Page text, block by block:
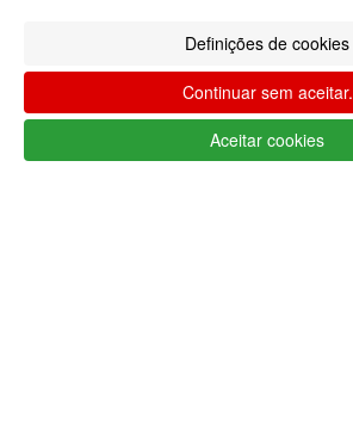
CARRINHO
Definições de cookies
Continuar sem aceitar.
Aceitar cookies